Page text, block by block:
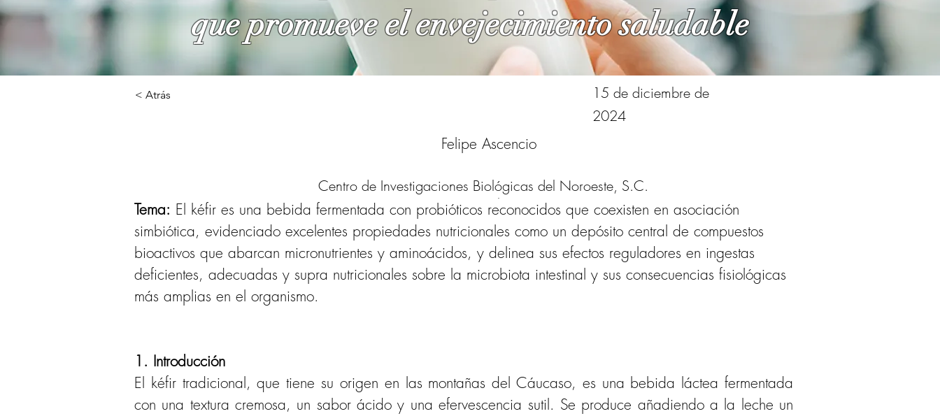
que promueve el envejecimiento saludable
< Atrás
15 de diciembre de
2024
Felipe Ascencio
Centro de Investigaciones Biológicas del Noroeste, S.C.
ascencio@cibnor.mx
Tema: El kéfir es una bebida fermentada con probióticos reconocidos que coexisten en asociación
simbiótica, evidenciado excelentes propiedades nutricionales como un depósito central de compuestos
bioactivos que abarcan micronutrientes y aminoácidos, y delinea sus efectos reguladores en ingestas
deficientes, adecuadas y supra nutricionales sobre la microbiota intestinal y sus consecuencias fisiológicas
más amplias en el organismo.
1. Introducción
El kéfir tradicional, que tiene su origen en las montañas del Cáucaso, es una bebida láctea fermentada
con una textura cremosa, un sabor ácido y una efervescencia sutil. Se produce añadiendo a la leche un